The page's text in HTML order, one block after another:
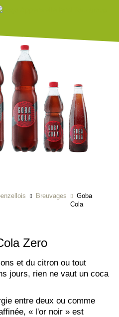
Breuvages
Goba
Cola
Zero
et du citron ou tout
jours, rien ne vaut un coca
entre deux ou comme
« l'or noir » est